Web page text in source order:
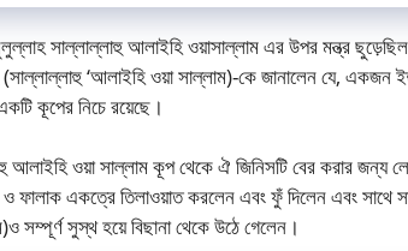
সাল্লাল্লাহু আলাইহি ওয়াসাল্লাম এর উপর মন্ত্র
‘আলাইহি ওয়া সাল্লাম)-কে জানালেন যে, একজন
কূপের নিচে রয়েছে।
আলাইহি ওয়া সাল্লাম কূপ থেকে ঐ জিনিসটি বের করার জন্য
ও ফালাক একত্রে তিলাওয়াত করলেন এবং ফুঁ দিলেন এবং সাথে
সম্পূর্ণ সুস্থ হয়ে বিছানা থেকে উঠে গেলেন।